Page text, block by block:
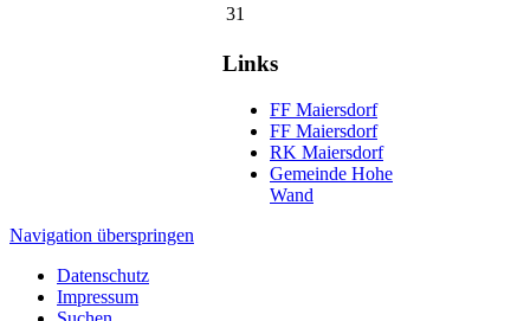
31
Links
FF Maiersdorf
FF Maiersdorf
RK Maiersdorf
Gemeinde Hohe
Wand
Navigation überspringen
Datenschutz
Impressum